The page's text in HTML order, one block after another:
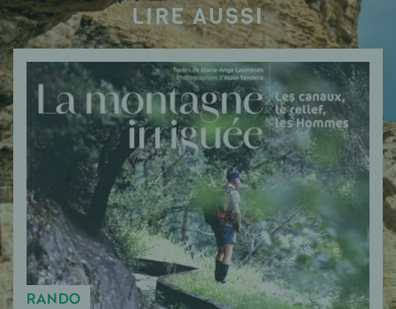
LIRE AUSSI
RANDO